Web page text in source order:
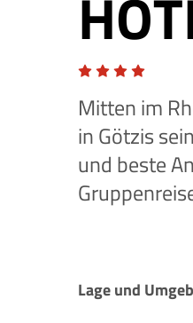
Mitten im
in Götzis
und beste
Lage und